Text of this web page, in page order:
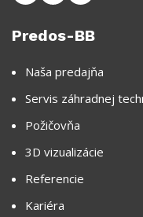
Predos-BB
Naša predajňa
Servis záhradnej
Požičovňa
3D vizualizácie
Referencie
Kariéra